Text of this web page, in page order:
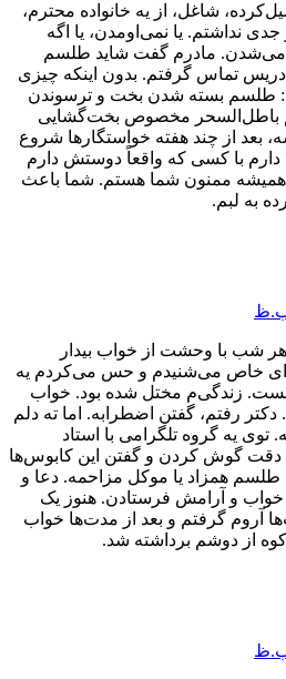
شاغل، از یه خانواده محترم،
نداشتم. یا نمی‌اومدن، یا اگه
می‌شدن. مادرم گفت شاید طلسم
تماس گرفتم. بدون اینکه چیزی
طلسم بسته شدن بخت و ترسوندن
باطل‌السحر مخصوص بخت‌گشایی
بعد از چند هفته خواستگارها شروع
دارم با کسی که واقعاً دوستش دارم
همیشه ممنون شما هستم. شما باعث
به لبم.
شب با وحشت از خواب بیدار
خاص می‌شنیدم و حس می‌کردم یه
هست. زندگی‌م مختل شده بود. خواب
دکتر رفتم، گفتن اضطرابه. اما ته دلم
توی یه گروه تلگرامی با استاد
دقت گوش کردن و گفتن این کابوس‌ها
همزاد یا موکل مزاحمه. دعا و
و آرامش فرستادن. هنوز یک
آروم گرفتم و بعد از مدت‌ها خواب
از دوشم برداشته شد.